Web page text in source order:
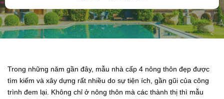
Trong những năm gần đây, mẫu nhà cấp 4 nông thôn đẹp được
tìm kiếm và xây dựng rất nhiều do sự tiện ích, gần gũi của công
trình đem lại. Không chỉ ở nông thôn mà các thành thị thì mẫu